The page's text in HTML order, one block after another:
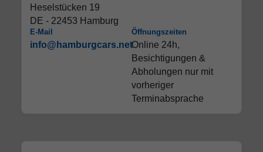
Heselstücken 19
DE - 22453 Hamburg
E-Mail
info@hamburgcars.net
Öffnungszeiten
Online 24h,
Besichtigungen &
Abholungen nur mit
vorheriger
Terminabsprache